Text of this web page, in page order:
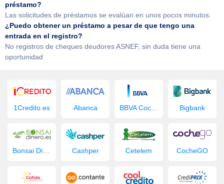
préstamo?
Las solicitudes de préstamos se evalúan en unos pocos minutos.
¿Puedo obtener un préstamo a pesar de que tengo una
entrada en el registro?
No registros de cheques deudores ASNEF, sin duda tiene una
oportunidad
1Credito.es Abanca Bigbank
Bonsai Dinero Cashper Cetelem CocheGO